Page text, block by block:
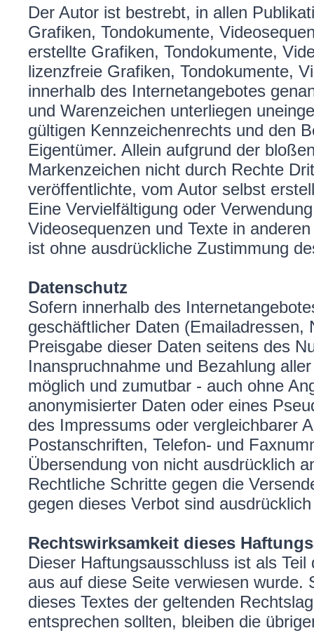
Der Autor ist bestrebt, in allen
Grafiken, Tondokumente,
erstellte Grafiken, Tondokumente,
lizenzfreie Grafiken, Tondokumente,
innerhalb des Internetangebotes
und Warenzeichen unterliegen
gültigen Kennzeichenrechts und den
Eigentümer. Allein aufgrund der
Markenzeichen nicht durch Rechte
veröffentlichte, vom Autor selbst
Eine Vervielfältigung oder
Videosequenzen und Texte in
ist ohne ausdrückliche Zustimmung
Datenschutz
Sofern innerhalb des
geschäftlicher Daten
Preisgabe dieser Daten seitens des
Inanspruchnahme und Bezahlung
möglich und zumutbar - auch ohne
anonymisierter Daten oder eines
des Impressums oder vergleichbarer
Postanschriften, Telefon- und
Übersendung von nicht ausdrücklich
Rechtliche Schritte gegen die
gegen dieses Verbot sind
Rechtswirksamkeit dieses
Dieser Haftungsausschluss ist als
aus auf diese Seite verwiesen wurde.
dieses Textes der geltenden
entsprechen sollten, bleiben die